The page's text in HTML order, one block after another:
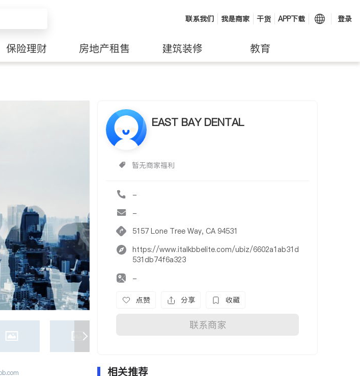
联系我们 我是商家 干货 APP下载 登录
保险理财 房地产租售 建筑装修 教育
EAST BAY DENTAL
暂无商家福利
-
-
5157 Lone Tree Way, CA 94531
https://www.italkbbelite.com/ubiz/6602a1ab31d
531db74f6a323
-
点赞 分享 收藏
联系商家
相关推荐